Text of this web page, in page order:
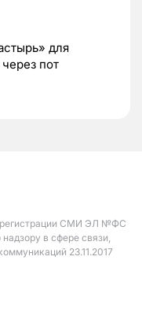
для
пот
СМИ ЭЛ №ФС
в сфере связи,
23.11.2017